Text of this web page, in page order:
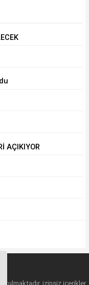
AÇIKIYOR
izinsiz içerikler